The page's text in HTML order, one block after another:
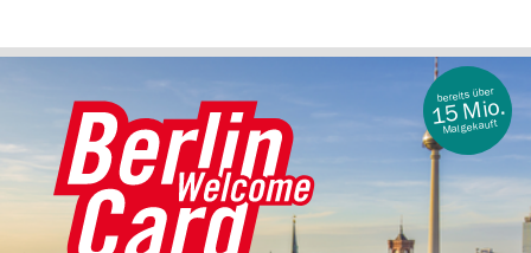
bereits über
15 Mio.
Mal gekauft